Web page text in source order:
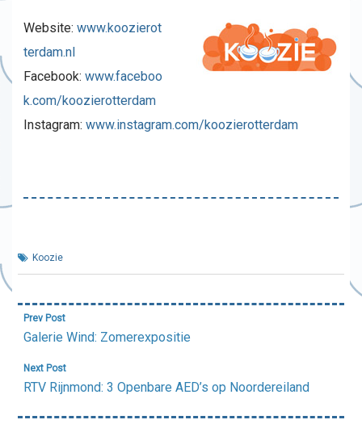
Website: www.koozierot
terdam.nl
Facebook: www.faceboo
k.com/koozierotterdam
Instagram: www.instagram.com/koozierotterdam
Koozie
Bericht
navigatie
Prev Post
Galerie Wind: Zomerexpositie
Next Post
RTV Rijnmond: 3 Openbare AED’s op Noordereiland